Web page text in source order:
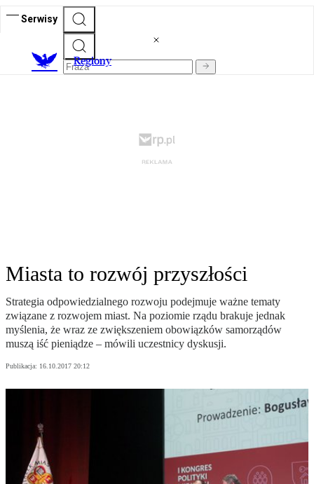
Serwisy
Regiony
Miasta to rozwój przyszłości
Strategia odpowiedzialnego rozwoju podejmuje ważne tematy
związane z rozwojem miast. Na poziomie rządu brakuje jednak
myślenia, że wraz ze zwiększeniem obowiązków samorządów
muszą iść pieniądze – mówili uczestnicy dyskusji.
Publikacja: 16.10.2017 20:12